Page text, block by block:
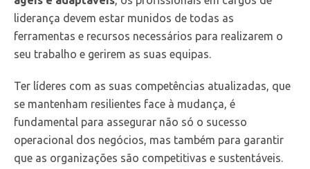
liderança devem estar munidos de todas as
ferramentas e recursos necessários para realizarem o
seu trabalho e gerirem as suas equipas.
Ter líderes com as suas competências atualizadas, que
se mantenham resilientes face à mudança, é
fundamental para assegurar não só o sucesso
operacional dos negócios, mas também para garantir
que as organizações são competitivas e sustentáveis.